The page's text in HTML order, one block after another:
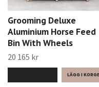
Grooming Deluxe
Aluminium Horse Feed
Bin With Wheels
20 165 kr